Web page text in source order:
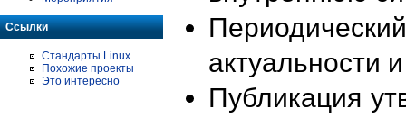
Ссылки
Стандарты Linux
Похожие проекты
Это интересно
актуальности
Публикация